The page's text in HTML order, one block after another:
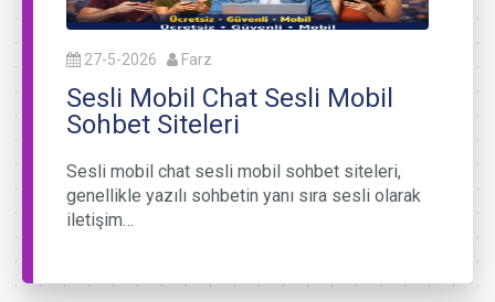
27-5-2026 Farz
Sesli Mobil Chat Sesli Mobil
Sohbet Siteleri
Sesli mobil chat sesli mobil sohbet siteleri,
genellikle yazılı sohbetin yanı sıra sesli olarak
iletişim…